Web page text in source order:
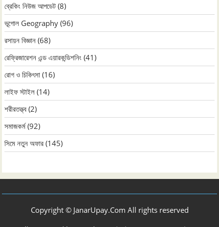
ব্রেকিং নিউজ আপডেট (8)
ভূগোল Geography (96)
রসায়ন বিজ্ঞান (68)
রেফ্রিজারেশন এন্ড এয়ারকন্ডিশনিং (41)
রোগ ও চিকিৎসা (16)
লাইফ স্টাইল (14)
শরীরতত্ত্ব (2)
সমাজকর্ম(92)
সিমে নতুন ‍অফার (145)
Copyright © JanarUpay.Com All rights reserved